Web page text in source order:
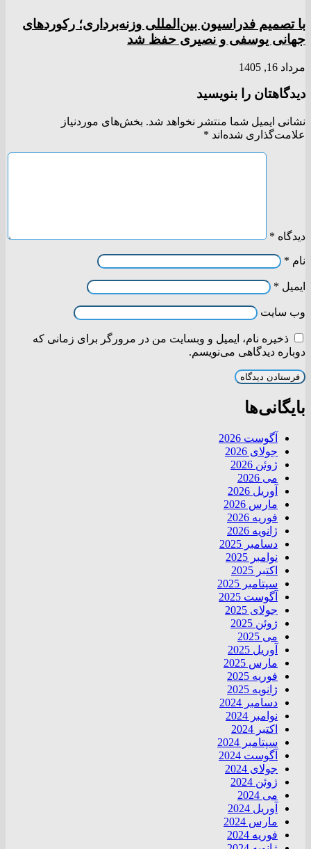
با تصمیم فدراسیون بین‌المللی وزنه‌برداری؛ رکورد‌های
جهانی یوسفی و نصیری حفظ شد
مرداد 16, 1405
دیدگاهتان را بنویسید
نشانی ایمیل شما منتشر نخواهد شد. بخش‌های موردنیاز
علامت‌گذاری شده‌اند *
دیدگاه *
نام *
ایمیل *
وب‌ سایت
ذخیره نام، ایمیل و وبسایت من در مرورگر برای زمانی که
دوباره دیدگاهی می‌نویسم.
بایگانی‌ها
آگوست 2026
جولای 2026
ژوئن 2026
می 2026
آوریل 2026
مارس 2026
فوریه 2026
ژانویه 2026
دسامبر 2025
نوامبر 2025
اکتبر 2025
سپتامبر 2025
آگوست 2025
جولای 2025
ژوئن 2025
می 2025
آوریل 2025
مارس 2025
فوریه 2025
ژانویه 2025
دسامبر 2024
نوامبر 2024
اکتبر 2024
سپتامبر 2024
آگوست 2024
جولای 2024
ژوئن 2024
می 2024
آوریل 2024
مارس 2024
فوریه 2024